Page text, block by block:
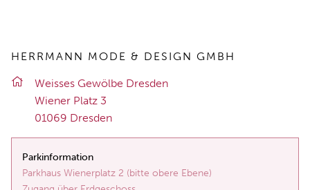
HERRMANN MODE & DESIGN GMBH
Weis­ses Ge­wöl­be Dres­den
Wie­ner Platz 3
01069 Dres­den
Parkinformation
Parkhaus Wienerplatz 2 (bitte obere Ebene)